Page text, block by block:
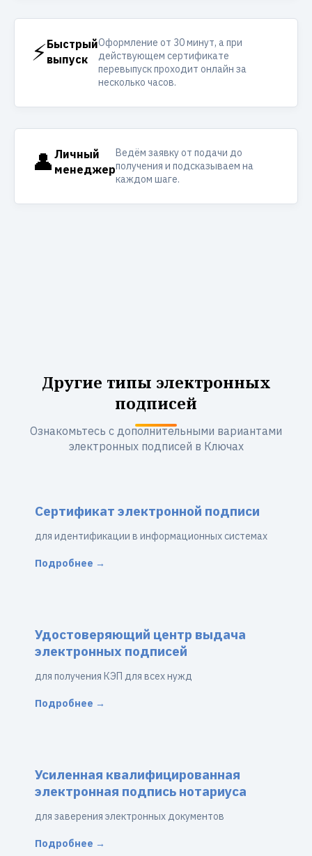
⚡Быстрый
выпуск
Оформление от 30 минут, а при
действующем сертификате
перевыпуск проходит онлайн за
несколько часов.
👤 Личный
менеджер
Ведём заявку от подачи до
получения и подсказываем на
каждом шаге.
Другие типы электронных
подписей
Ознакомьтесь с дополнительными вариантами
электронных подписей в Ключах
Сертификат электронной подписи
для идентификации в информационных системах
Подробнее →
Удостоверяющий центр выдача
электронных подписей
для получения КЭП для всех нужд
Подробнее →
Усиленная квалифицированная
электронная подпись нотариуса
для заверения электронных документов
Подробнее →